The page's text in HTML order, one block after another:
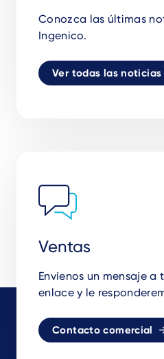
Conozca las últimas
Ingenico.
Ver todas las noticias
Ventas
Envíenos un mensaje a
enlace y le
Contacto comercial